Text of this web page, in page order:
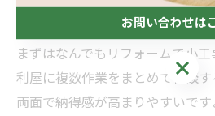
リフォーム 費用は内訳の理解と
まずはなんでもリフォームで小
利屋に複数作業をまとめて相談
両面で納得感が高まりやすいです
お問い合わせは
お問い合わせは